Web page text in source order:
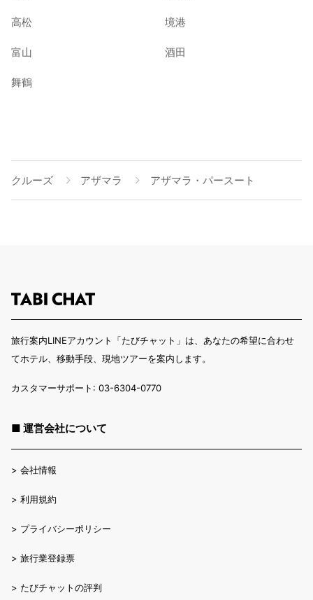
高松 境港
富山 酒田
舞鶴
クルーズ アザマラ アザマラ・パースート
旅行案内LINEアカウント「たびチャット」は、あなたの希望に合わせ
てホテル、移動手段、現地ツアーを案内します。
カスタマーサポート: 03-6304-0770
■ 運営会社について
> 会社情報
> 利用規約
> プライバシーポリシー
> 旅行業登録票
> たびチャットの評判